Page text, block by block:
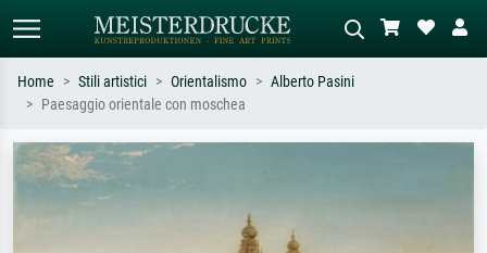
Cerca per artista, titolo o stile – es.
Monet, Notte stellata,
Impressionismo, onda di Hokusai,
Home Stili artistici Orientalismo
Alberto Pasini
Paesaggio orientale con moschea